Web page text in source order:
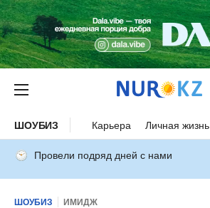
ШОУБИЗ Карьера Личная жизнь
Провели подряд дней с нами
ШОУБИЗ ИМИДЖ